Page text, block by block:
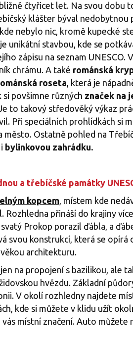
čtyřicet let. Na svou dobu
klášter býval nedobytnou
nebylo nic, kromě kupecké
unikátní stavbou, kde se
zápisu na seznam UNESCO.
chrámu. A také románská
roseta, která je
povšimne různých značek na
to takový středověký výkaz
Při speciálních prohlídkách si
město. Ostatně pohled na
bylinkovou zahrádku.
a třebíčské památky
kopcem, místem kde
přináší do krajiny
Prokop porazil ďábla, a
svou konstrukcí, která se opírá
architekturu.
na propojení s bazilikou, ale
hvězdu. Základní
V okolí rozhledny najdete
kde si můžete v klidu užít
místní značení. Auto můžete